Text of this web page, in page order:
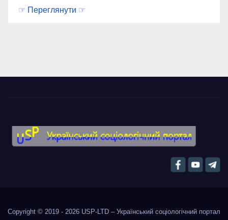
☞ Переглянути ☞
Copyright © 2019 - 2026 USP-LTD – Український соціологічний портал